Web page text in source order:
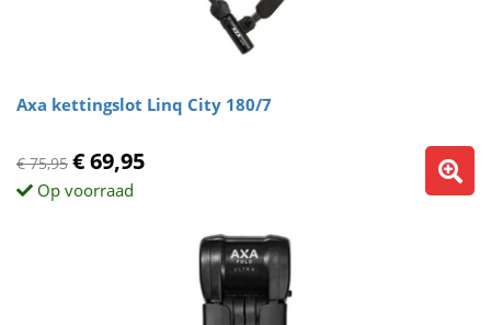
Axa kettingslot Linq City 180/7
€ 75,95 € 69,95
Op voorraad